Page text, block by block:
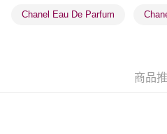
取。逾期會取消訂單，並不會安排
取。逾期會取消訂單，並不會安排
Chanel Eau De Parfum
商品